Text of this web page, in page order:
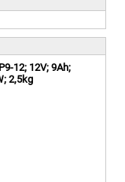
12; 12V; 9Ah;
2,5kg